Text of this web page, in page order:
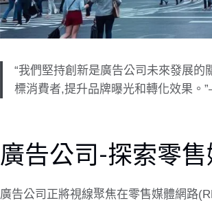
“我們堅持創新是廣告公司 未來發展的
標消費者,提升品牌曝光和轉化效果
廣告公司-探索零
廣告公司 正將視線聚焦在零售媒體網路